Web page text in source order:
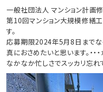
一般社団法人 マンション計画
第10回マンション大規模修繕
す。
応募期限2024年5月8日までな
真におさめたいと思います。・・・
なかなか忙しさでスッカリ忘